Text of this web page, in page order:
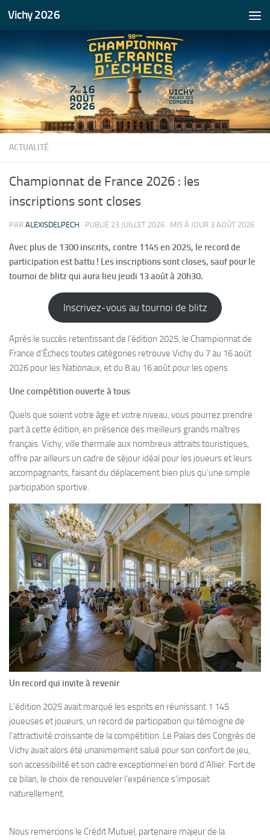
Skip to content
Vichy 2026
ACTUALITÉ
Championnat de France 2026 : les
inscriptions sont closes
PAR ALEXISDELPECH · PUBLIÉ 23 JUILLET 2026 · MIS À JOUR 3 AOÛT 2026
Avec plus de 1300 inscrits, contre 1145 en 2025, le record de
participation est battu ! Les inscriptions sont closes, sauf pour le
tournoi de blitz qui aura lieu jeudi 13 août à 20h30.
Inscrivez-vous au tournoi de blitz
Après le succès retentissant de l’édition 2025, le Championnat de
France d’Échecs toutes catégories retrouve Vichy du 7 au 16 août
2026 pour les Nationaux, et du 8 au 16 août pour les opens.
Une compétition ouverte à tous
Quels que soient votre âge et votre niveau, vous pourrez prendre
part à cette édition, en présence des meilleurs grands maîtres
français. Vichy, ville thermale aux nombreux attraits touristiques,
offre par ailleurs un cadre de séjour idéal pour les joueurs et leurs
accompagnants, faisant du déplacement bien plus qu’une simple
participation sportive.
Un record qui invite à revenir
L’édition 2025 avait marqué les esprits en réunissant 1 145
joueuses et joueurs, un record de participation qui témoigne de
l’attractivité croissante de la compétition. Le Palais des Congrès de
Vichy avait alors été unanimement salué pour son confort de jeu,
son accessibilité et son cadre exceptionnel en bord d’Allier. Fort de
ce bilan, le choix de renouveler l’expérience s’imposait
naturellement.
Nous remercions le Crédit Mutuel, partenaire majeur de la